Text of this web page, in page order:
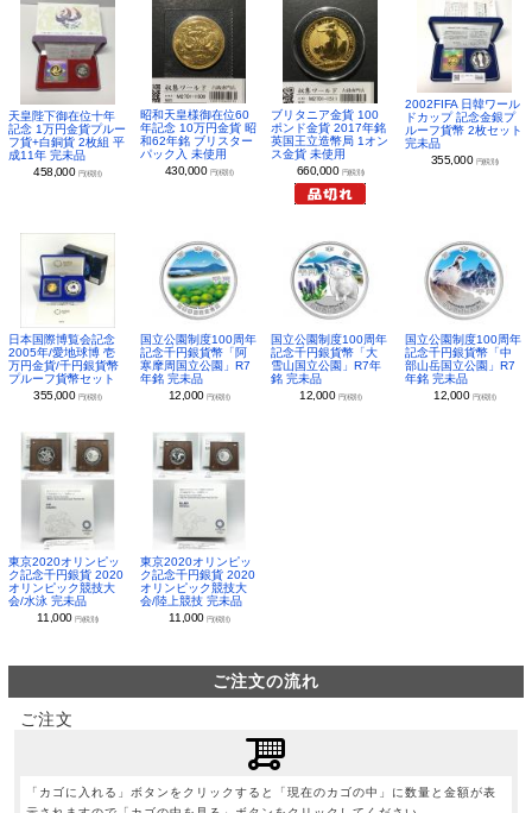
天皇陛下御在位十年
記念 1万円金貨プルー
フ貨+白銅貨 2枚組 平
成11年 完未品
458,000 円(税別)
昭和天皇様御在位60
年記念 10万円金貨 昭
和62年銘 ブリスター
パック入 未使用
430,000 円(税別)
ブリタニア金貨 100
ポンド金貨 2017年銘
英国王立造幣局 1オン
ス金貨 未使用
660,000 円(税別)
2002FIFA 日韓ワール
ドカップ 記念金銀プ
ルーフ貨幣 2枚セット
完未品
355,000 円(税別)
日本国際博覧会記念
2005年/愛地球博 壱
万円金貨/千円銀貨幣
プルーフ貨幣セット
355,000 円(税別)
国立公園制度100周年
記念千円銀貨幣「阿
寒摩周国立公園」R7
年銘 完未品
12,000 円(税別)
国立公園制度100周年
記念千円銀貨幣「大
雪山国立公園」R7年
銘 完未品
12,000 円(税別)
国立公園制度100周年
記念千円銀貨幣「中
部山岳国立公園」R7
年銘 完未品
12,000 円(税別)
東京2020オリンピッ
ク記念千円銀貨 2020
オリンピック競技大
会/水泳 完未品
11,000円(税別)
東京2020オリンピッ
ク記念千円銀貨 2020
オリンピック競技大
会/陸上競技 完未品
11,000 円(税別)
ご注文の流れ
ご注文
「カゴに入れる」ボタンをクリックすると「現在のカゴの中」に数量と金額が表